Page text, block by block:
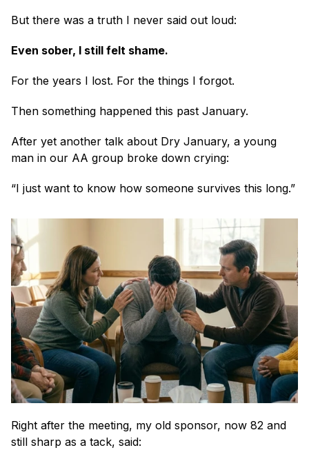
But there was a truth I never said out loud:
Even sober, I still felt shame.
For the years I lost. For the things I forgot.
Then something happened this past January.
After yet another talk about Dry January, a young
man in our AA group broke down crying:
“I just want to know how someone survives this long.”
Right after the meeting, my old sponsor, now 82 and
still sharp as a tack, said: